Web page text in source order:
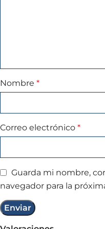
Nombre *
Correo electrónico *
Guarda mi nombre,
navegador para la